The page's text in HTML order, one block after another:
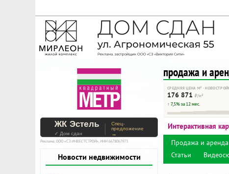
На Метре реклама - только
Помогайте независимому
продажа и
СРЕДНЯЯ ЦЕНА М² ·
176 871 ₽/м²
↑ 7,5% за 12 мес.
ЖК Эстель
✓ Дом сдан
Спец-
предложение
→
Реклама. ООО «СЗ ИНВЕСТСТРОЙ», ИНН 6678067973
Новости недвижимости
Интерактивная
Продажа и
Статьи